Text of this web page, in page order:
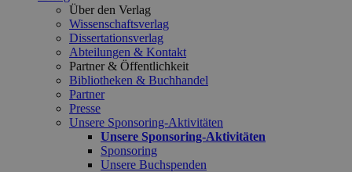
Über den Verlag
Wissenschaftsverlag
Dissertationsverlag
Abteilungen & Kontakt
Partner & Öffentlichkeit
Bibliotheken & Buchhandel
Partner
Presse
Unsere Sponsoring-Aktivitäten
Unsere Sponsoring-Aktivitäten
Sponsoring
Unsere Buchspenden